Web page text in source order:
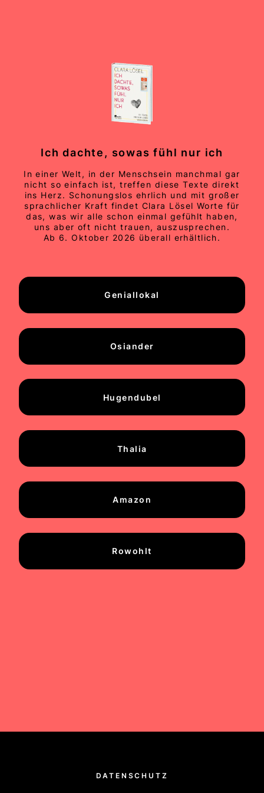
Ich dachte, sowas fühl nur ich
In einer Welt, in der Menschsein manchmal gar
nicht so einfach ist, treffen diese Texte direkt
ins Herz. Schonungslos ehrlich und mit großer
sprachlicher Kraft findet Clara Lösel Worte für
das, was wir alle schon einmal gefühlt haben,
uns aber oft nicht trauen, auszusprechen.
Ab 6. Oktober 2026 überall erhältlich.
Geniallokal
Osiander
Hugendubel
Thalia
Amazon
Rowohlt
DATENSCHUTZ